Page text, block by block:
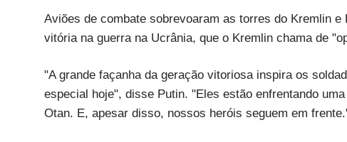
Aviões de combate sobrevoaram as torres do Kremlin
vitória na guerra na Ucrânia, que o Kremlin chama de
"A grande façanha da geração vitoriosa inspira os
especial hoje", disse Putin. "Eles estão enfrentando
Otan. E, apesar disso, nossos heróis seguem em